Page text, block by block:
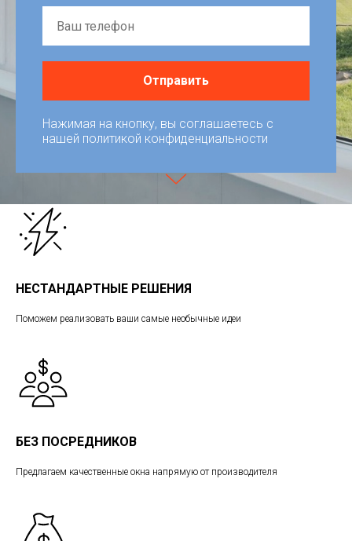
Отправить
Нажимая на кнопку, вы соглашаетесь c
нашей политикой конфиденциальности
НЕСТАНДАРТНЫЕ РЕШЕНИЯ
Поможем реализовать ваши самые необычные идеи
БЕЗ ПОСРЕДНИКОВ
Предлагаем качественные окна напрямую от производителя